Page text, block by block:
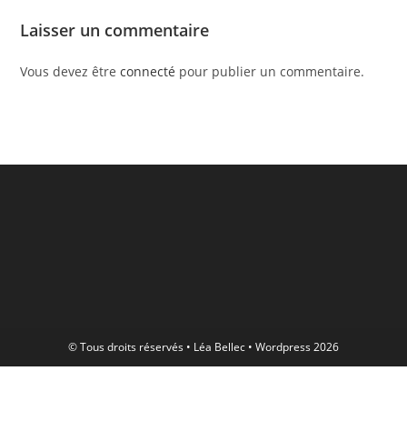
Laisser un commentaire
Vous devez êtreconnecté pour publier un commentaire.
© Tous droits réservés • Léa Bellec • Wordpress 2026